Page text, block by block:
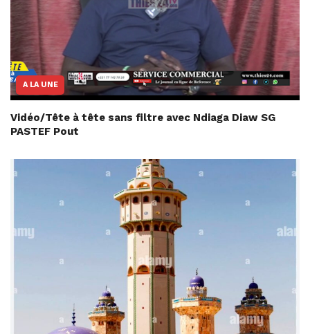
A LA UNE
Vidéo/Tête à tête sans filtre avec Ndiaga Diaw SG
PASTEF Pout